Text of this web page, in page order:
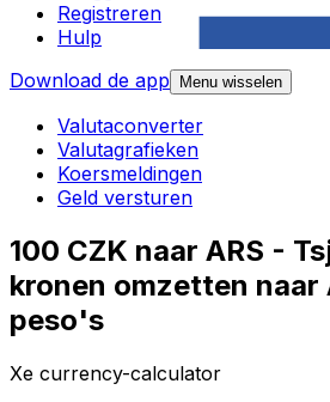
Registreren
Hulp
Download de app
Menu wisselen
Valutaconverter
Valutagrafieken
Koersmeldingen
Geld versturen
100 CZK naar ARS -
kronen omzetten naar
peso's
Xe currency-calculator